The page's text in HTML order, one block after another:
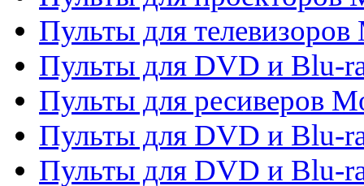
Пульты для
Пульты для DVD и Blu-
Пульты для ресиверов
Пульты для DVD и Blu-
Пульты для DVD и Blu-